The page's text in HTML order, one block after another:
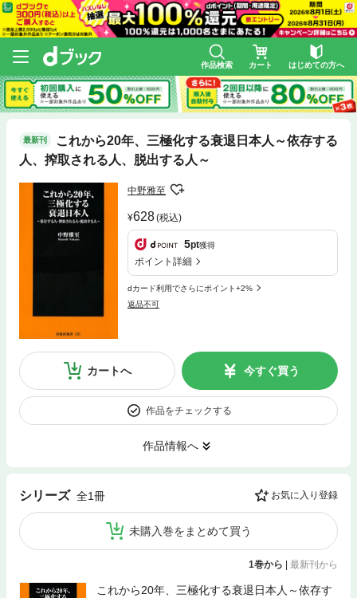
作品検索 カート はじめての方へ
最新刊
これから20年、三極化する衰退日本人～依存する
人、搾取される人、脱出する人～
中野雅至
628(税込)
5pt獲得
ポイント詳細
dカード利用でさらにポイント+2%
返品不可
カートへ 今すぐ買う
作品をチェックする
作品情報へ
シリーズ 全1冊 お気に入り登録
未購入巻をまとめて買う
1巻から 最新刊から
これから20年、三極化する衰退日本人～依存す